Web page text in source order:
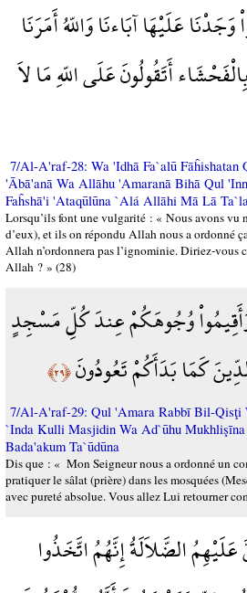
عَلَيْهَا آبَاءنَا وَاللّهُ أَمَرَنَا
أَتَقُولُونَ عَلَى اللّهِ مَا لاَ
7/Al-A'raf-28: Wa 'Idhā Fa`alū Fāĥishatan
'Ābā'anā Wa Allāhu 'Amaranā Bihā Qul
Faĥshā'i 'Ataqūlūna `Alá Allāhi Mā Lā
Lorsqu’ils font une vulgarité : « Nous avons vu
d’eux), et ils on répondu Allah nous a ordonné
Allah n’ordonnera pas l’ignominie. Diriez-vous
Allah ? » (28)
وُجُوهَكُمْ عِندَ كُلِّ مَسْجِدٍ
كَمَا بَدَأَكُمْ تَعُودُونَ﴿٢٩﴾
7/Al-A'raf-29: Qul 'Amara Rabbī Bil-Qisţi
`Inda Kulli Masjidin Wa Ad`ūhu
Bada'akum Ta`ūdūna
Dis que : « Mon Seigneur nous a ordonné un
pratiquer le sâlat (prière) dans les mosquées
avec pureté absolue. Vous allez Lui retourner
الضَّلاَلَةُ إِنَّهُمُ اتَّخَذُوا